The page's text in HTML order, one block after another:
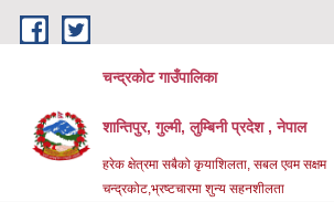
Skip to main content
चन्द्रकोट गाउँपालिका
शान्तिपुर, गुल्मी, लुम्बिनी प्रदेश , नेपाल
हरेक क्षेत्रमा सबैको कृयाशिलता, सबल एवम सक्षम
चन्द्रकोट,भ्रष्टचारमा शुन्य सहनशीलता